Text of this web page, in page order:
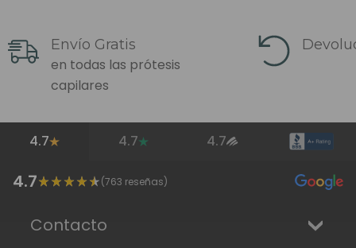
Envío Gratis
en todas las prótesis
capilares
4.7 4.7 4.7
4.7 (763 reseñas)
Contacto